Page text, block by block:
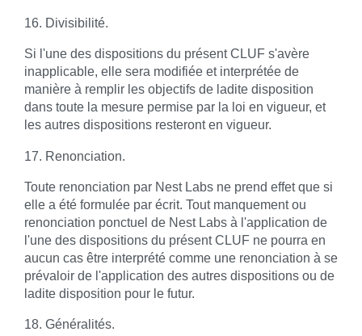
16. Divisibilité.
Si l'une des dispositions du présent CLUF s'avère
inapplicable, elle sera modifiée et interprétée de
manière à remplir les objectifs de ladite disposition
dans toute la mesure permise par la loi en vigueur, et
les autres dispositions resteront en vigueur.
17. Renonciation.
Toute renonciation par Nest Labs ne prend effet que si
elle a été formulée par écrit. Tout manquement ou
renonciation ponctuel de Nest Labs à l'application de
l'une des dispositions du présent CLUF ne pourra en
aucun cas être interprété comme une renonciation à se
prévaloir de l'application des autres dispositions ou de
ladite disposition pour le futur.
18. Généralités.